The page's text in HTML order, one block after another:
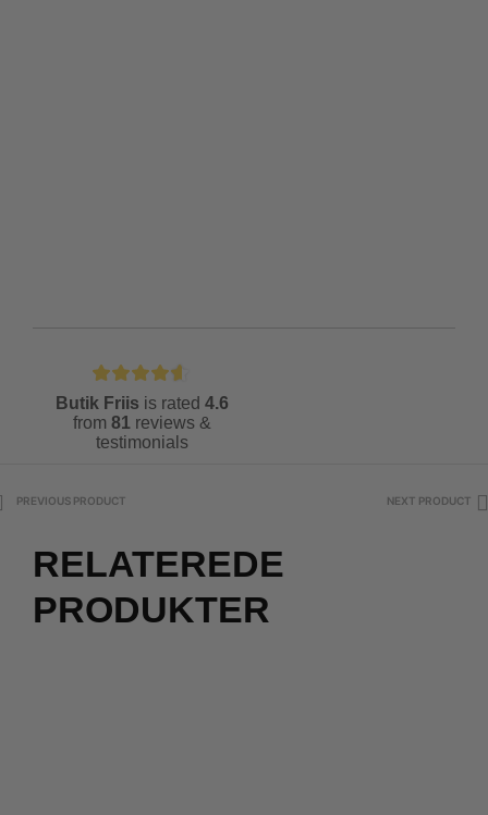
Butik Friis is rated 4.6
from 81 reviews &
testimonials
PREVIOUS PRODUCT NEXT PRODUCT
RELATEREDE
PRODUKTER